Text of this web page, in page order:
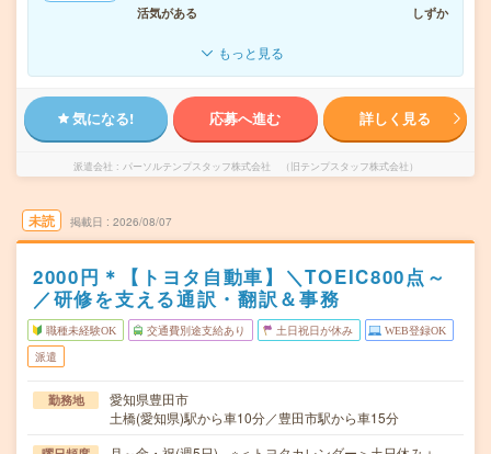
活気がある
しずか
もっと見る
気になる! 応募へ進む 詳しく見る
派遣会社 パーソルテンプスタッフ株式会社 （旧テンプスタッフ株式会社）
未読 掲載日 2026/08/07
2000円＊【トヨタ自動車】＼TOEIC800点～
／研修を支える通訳・翻訳＆事務
職種未経験OK 交通費別途支給あり 土日祝日が休み WEB登録OK
派遣
勤務地
愛知県豊田市
土橋(愛知県)駅から車10分／豊田市駅から車15分